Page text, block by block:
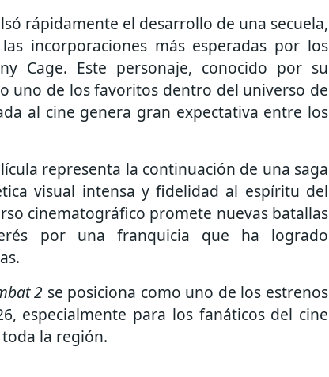
rápidamente el desarrollo de una secuela,
incorporaciones más esperadas por los
Cage. Este personaje, conocido por su
uno de los favoritos dentro del universo de
al cine genera gran expectativa entre los
representa la continuación de una saga
visual intensa y fidelidad al espíritu del
cinematográfico promete nuevas batallas
por una franquicia que ha logrado
2 se posiciona como uno de los estrenos
especialmente para los fanáticos del cine
la región.